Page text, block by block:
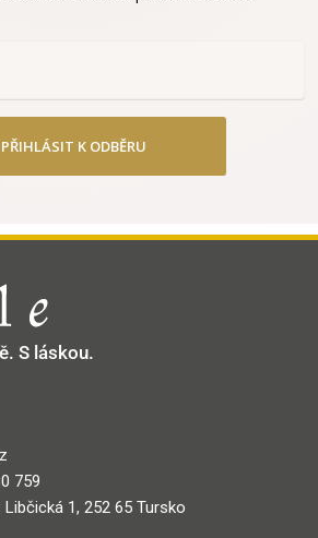
PŘIHLÁSIT K ODBĚRU
S láskou.
759
1, 252 65 Tursko